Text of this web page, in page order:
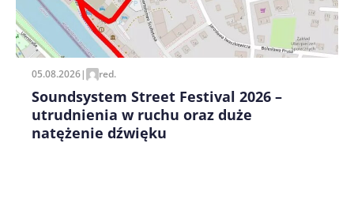
Zapamiętaj moje dane w tej przeglądarce podczas
pisania kolejnych komentarzy.
05.08.2026| red.
Soundsystem Street Festival 2026 –
utrudnienia w ruchu oraz duże
natężenie dźwięku